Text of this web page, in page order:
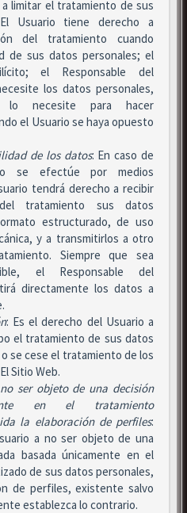
limitar el tratamiento de sus
Usuario tiene derecho a
del tratamiento cuando
de sus datos personales; el
el Responsable del
los datos personales,
necesite para hacer
el Usuario se haya opuesto
de los datos: En caso de
se efectúe por medios
tendrá derecho a recibir
tratamiento sus datos
estructurado, de uso
y a transmitirlos a otro
Siempre que sea
el Responsable del
directamente los datos a
: Es el derecho del Usuario a
el tratamiento de sus datos
se cese el tratamiento de los
Sitio Web.
ser objeto de una decisión
en el tratamiento
la elaboración de perfiles:
a no ser objeto de una
basada únicamente en el
de sus datos personales,
de perfiles, existente salvo
establezca lo contrario.